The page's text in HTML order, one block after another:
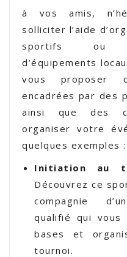
à vos amis,
solliciter l’aide
sportifs ou
d’équipements
vous proposer
encadrées par des
ainsi que des
organiser votre
quelques exemples :
Initiation au
Découvrez ce
compagnie
qualifié qui vous
bases et
tournoi.